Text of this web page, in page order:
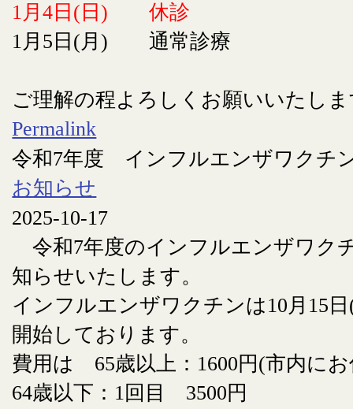
1月4日(日) 休診
1月5日(月) 通常診療
ご理解の程よろしくお願いいたし
Permalink
令和7年度 インフルエンザワクチ
お知らせ
2025-10-17
令和7年度のインフルエンザワク
知らせいたします。
インフルエンザワクチンは10月15
開始しております。
費用は 65歳以上：1600円(市内に
64歳以下：1回目 3500円